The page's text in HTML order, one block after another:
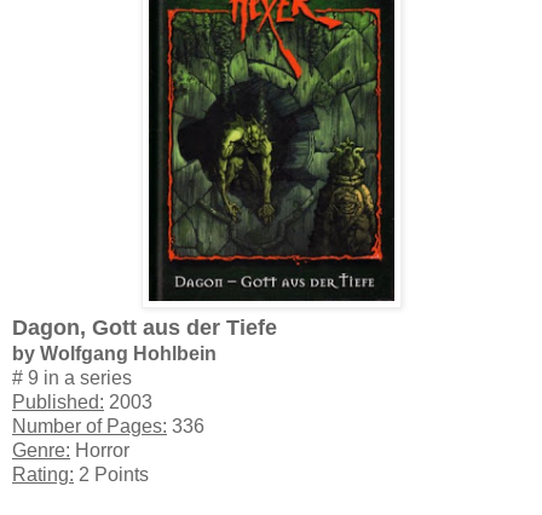
Dagon, Gott aus der Tiefe
by Wolfgang Hohlbein
# 9 in a series
Published: 2003
Number of Pages: 336
Genre: Horror
Rating: 2 Points